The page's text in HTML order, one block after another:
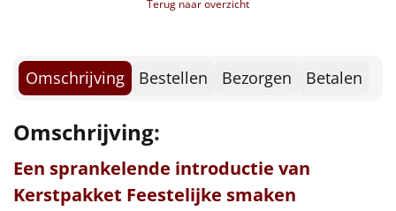
Slowcooker POPULAIR
Noodradio NIEUW
Deken (fleece plaid)
Terug naar overzicht
Omschrijving Bestellen Bezorgen Betalen
Omschrijving:
Een sprankelende introductie van
Kerstpakket Feestelijke smaken